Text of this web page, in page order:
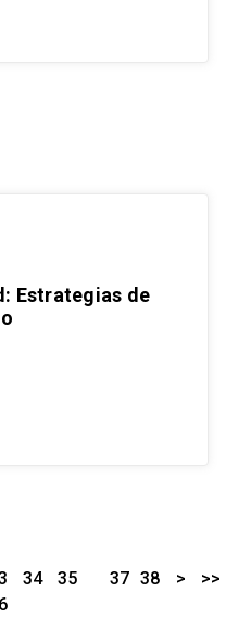
Estrategias de
34
35
37 38 > >>